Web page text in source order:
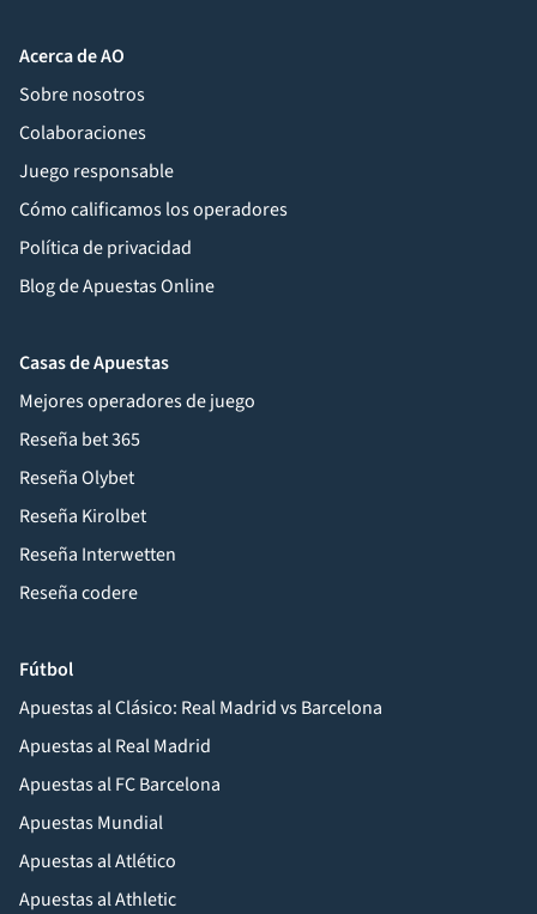
Acerca de AO
Sobre nosotros
Colaboraciones
Juego responsable
Cómo calificamos los operadores
Política de privacidad
Blog de Apuestas Online
Casas de Apuestas
Mejores operadores de juego
Reseña bet 365
Reseña Olybet
Reseña Kirolbet
Reseña Interwetten
Reseña codere
Fútbol
Apuestas al Clásico: Real Madrid vs Barcelona
Apuestas al Real Madrid
Apuestas al FC Barcelona
Apuestas Mundial
Apuestas al Atlético
Apuestas al Athletic